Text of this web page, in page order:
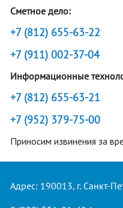
Сметное дело:
+7 (812) 655-63-22
+7 (911) 002-37-04
Информационные
+7 (812) 655-63-21
+7 (952) 379-75-00
Приносим извинения за
Адрес: 190013, г. Санкт-